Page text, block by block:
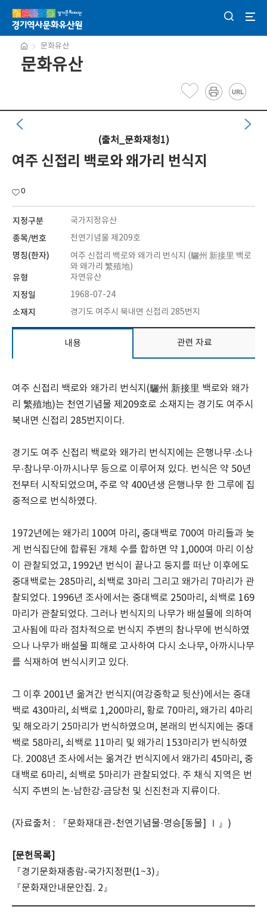
문화유산
문화유산
(출처_문화재청1)
여주 신접리 백로와 왜가리 번식지
0
지정구분 국가지정유산
종목/번호 천연기념물 제209호
명칭(한자)
여주 신접리 백로와 왜가리 번식지 (驪州 新接里 백로
와 왜가리 繁殖地)
유형 자연유산
지정일 1968-07-24
소재지 경기도 여주시 북내면 신접리 285번지
내용 관련 자료
여주 신접리 백로와 왜가리 번식지(驪州 新接里 백로와 왜가
리 繁殖地)는 천연기념물 제209호로 소재지는 경기도 여주시
북내면 신접리 285번지이다.
경기도 여주 신접리 백로와 왜가리 번식지에는 은행나무·소나
무·참나무·아까시나무 등으로 이루어져 있다. 번식은 약 50년
전부터 시작되었으며, 주로 약 400년생 은행나무 한 그루에 집
중적으로 번식하였다.
1972년에는 왜가리 100여 마리, 중대백로 700여 마리들과 늦
게 번식집단에 합류된 개체 수를 합하면 약 1,000여 마리 이상
이 관찰되었고, 1992년 번식이 끝나고 둥지를 떠난 이후에도
중대백로는 285마리, 쇠백로 3마리 그리고 왜가리 7마리가 관
찰되었다. 1996년 조사에서는 중대백로 250마리, 쇠백로 169
마리가 관찰되었다. 그러나 번식지의 나무가 배설물에 의하여
고사됨에 따라 점차적으로 번식지 주변의 참나무에 번식하였
으나 나무가 배설물 피해로 고사하여 다시 소나무, 아까시나무
를 식재하여 번식시키고 있다.
그 이후 2001년 옮겨간 번식지(여강중학교 뒷산)에서는 중대
백로 430마리, 쇠백로 1,200마리, 황로 70마리, 왜가리 4마리
및 해오라기 25마리가 번식하였으며, 본래의 번식지에는 중대
백로 58마리, 쇠백로 11마리 및 왜가리 153마리가 번식하였
다. 2008년 조사에서는 옮겨간 번식지에서 왜가리 45마리, 중
대백로 6마리, 쇠백로 5마리가 관찰되었다. 주 채식 지역은 번
식지 주변의 논·남한강·금당천 및 신진천과 지류이다.
(자료출처 : 『문화재대관-천연기념물·명승[동물] Ⅰ』)
[문헌목록]
『경기문화재총람-국가지정편(1~3)』
『문화재안내문안집. 2』